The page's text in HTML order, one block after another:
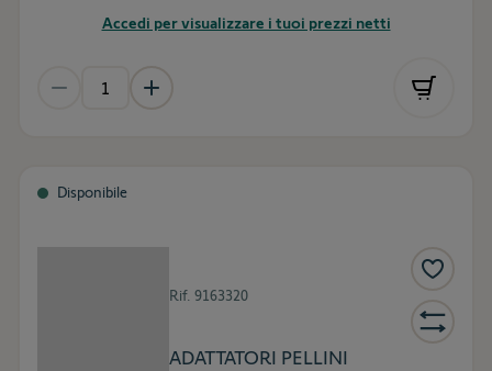
Accedi per visualizzare i tuoi prezzi netti
Disponibile
Rif. 9163320
ADATTATORI PELLINI